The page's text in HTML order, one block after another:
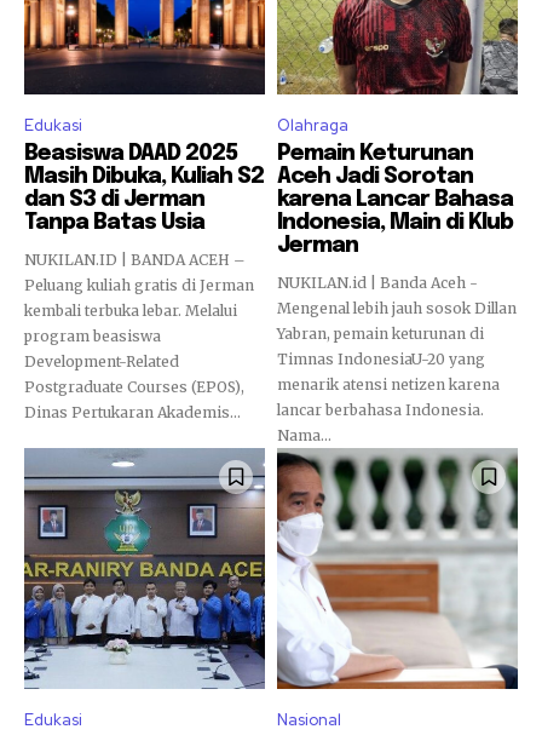
Edukasi
Beasiswa DAAD 2025
Masih Dibuka, Kuliah S2
dan S3 di Jerman
Tanpa Batas Usia
NUKILAN.ID | BANDA ACEH –
Peluang kuliah gratis di Jerman
kembali terbuka lebar. Melalui
program beasiswa
Development-Related
Postgraduate Courses (EPOS),
Dinas Pertukaran Akademis...
Olahraga
Pemain Keturunan
Aceh Jadi Sorotan
karena Lancar Bahasa
Indonesia, Main di Klub
Jerman
NUKILAN.id | Banda Aceh -
Mengenal lebih jauh sosok Dillan
Yabran, pemain keturunan di
Timnas IndonesiaU-20 yang
menarik atensi netizen karena
lancar berbahasa Indonesia.
Nama...
Edukasi Nasional